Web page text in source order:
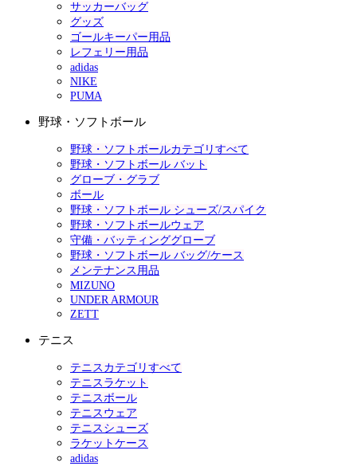
サッカーバッグ
グッズ
ゴールキーパー用品
レフェリー用品
adidas
NIKE
PUMA
野球・ソフトボール
野球・ソフトボールカテゴリすべて
野球・ソフトボール バット
グローブ・グラブ
ボール
野球・ソフトボール シューズ/スパイク
野球・ソフトボールウェア
守備・バッティンググローブ
野球・ソフトボール バッグ/ケース
メンテナンス用品
MIZUNO
UNDER ARMOUR
ZETT
テニス
テニスカテゴリすべて
テニスラケット
テニスボール
テニスウェア
テニスシューズ
ラケットケース
adidas